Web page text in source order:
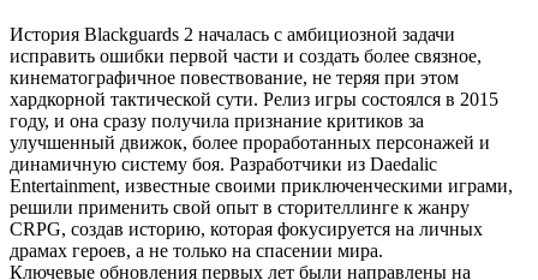
История Blackguards 2 началась с амбициозной задачи
исправить ошибки первой части и создать более связное,
кинематографичное повествование, не теряя при этом
хардкорной тактической сути. Релиз игры состоялся в 2015
году, и она сразу получила признание критиков за
улучшенный движок, более проработанных персонажей и
динамичную систему боя. Разработчики из Daedalic
Entertainment, известные своими приключенческими играми,
решили применить свой опыт в сторителлинге к жанру
CRPG, создав историю, которая фокусируется на личных
драмах героев, а не только на спасении мира.
Ключевые обновления первых лет были направлены на